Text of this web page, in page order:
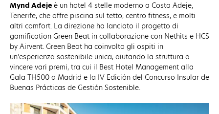
Mynd Adeje è un hotel 4 stelle moderno a Costa Adeje,
Tenerife, che offre piscina sul tetto, centro fitness, e molti
altri comfort. La direzione ha lanciato il progetto di
gamification Green Beat in collaborazione con Nethits e HCS
by Airvent. Green Beat ha coinvolto gli ospiti in
un’esperienza sostenibile unica, aiutando la struttura a
vincere vari premi, tra cui il Best Hotel Management alla
Gala TH500 a Madrid e la IV Edición del Concurso Insular de
Buenas Prácticas de Gestión Sostenible.